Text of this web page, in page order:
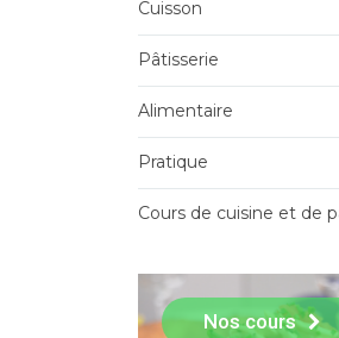
Cuisson
Pâtisserie
Alimentaire
Pratique
Cours de cuisine et de
Nos cours